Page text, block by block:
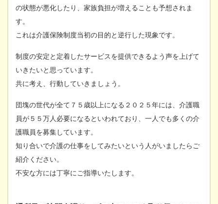
の状態が悪化したり、家族負担が増えることも予想されま
す。
これは介護保険制度当初の目的と逆行した現象です。
制度の安定と定着したサービスを提供できるよう声を上げて
いきたいと思っています。
共に考え、行動していきましょう。
団塊の世代が全て７５歳以上になる２０２５年には、介護職
員が５５万人必要になるといわれており、一人でも多くの介
護職員を募集しています。
知り合いで介護の仕事をしてみたいという人がいましたらご
紹介ください。
不安な方には丁寧にご指導いたします。